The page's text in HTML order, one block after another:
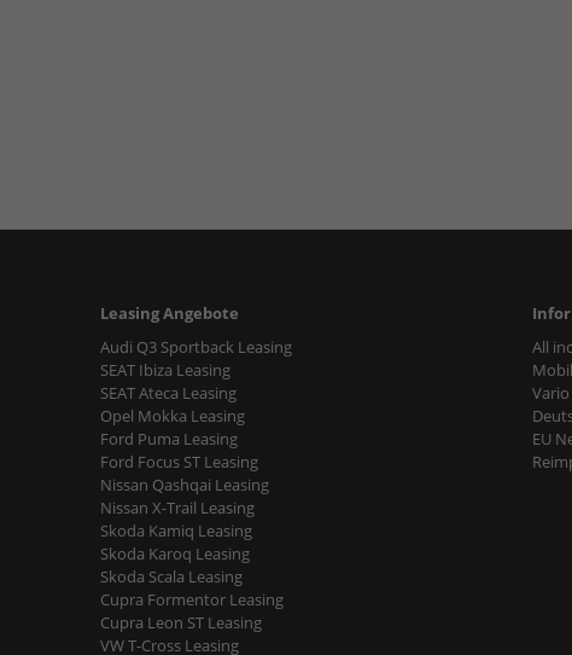
Leasing Angebote
Audi Q3 Sportback Leasing
SEAT Ibiza Leasing
SEAT Ateca Leasing
Opel Mokka Leasing
Ford Puma Leasing
Ford Focus ST Leasing
Nissan Qashqai Leasing
Nissan X-Trail Leasing
Skoda Kamiq Leasing
Skoda Karoq Leasing
Skoda Scala Leasing
Cupra Formentor Leasing
Cupra Leon ST Leasing
VW T-Cross Leasing
All
EU